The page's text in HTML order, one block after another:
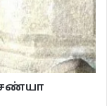
விரும்பினேன்.
தெரிந்த போதும்
மாறின. யாரோ
கிஞ்சித்தும் அக்கறை